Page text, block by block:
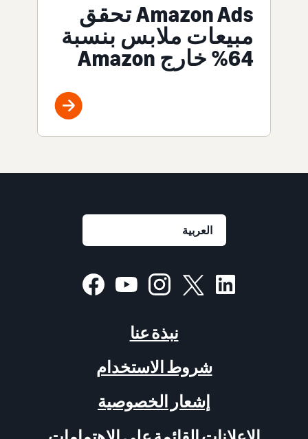
Amazon Ads تحقق
مبيعات ملابس بنسبة
64% خارج Amazon
نبذة عنا
شروط الاستخدام
إشعار الخصوصية